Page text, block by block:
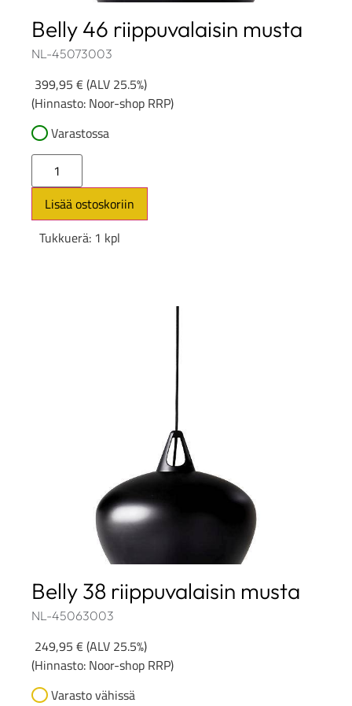
Belly 46 riippuvalaisin musta
NL-45073003
399,95 €(ALV 25.5%)
(Hinnasto: Noor-shop RRP)
Varastossa
Lisää ostoskoriin
Tukkuerä: 1 kpl
Belly 38 riippuvalaisin musta
NL-45063003
249,95 €(ALV 25.5%)
(Hinnasto: Noor-shop RRP)
Varasto vähissä